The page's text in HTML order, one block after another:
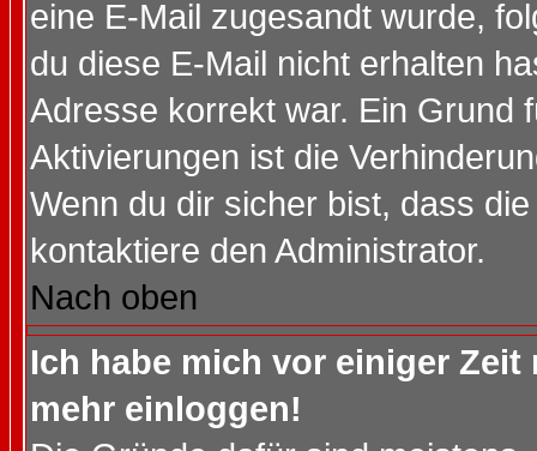
eine E-Mail zugesandt wurde,
du diese E-Mail nicht erhalten
Adresse korrekt war. Ein Grund
Aktivierungen ist die
Wenn du dir sicher bist, dass
kontaktiere den Administrator.
Nach oben
Ich habe mich vor einiger
mehr einloggen!